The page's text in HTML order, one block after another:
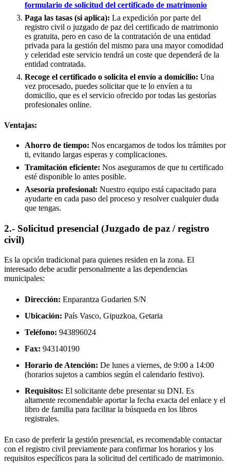
formulario de solicitud del certificado de matrimonio
Paga las tasas (si aplica): La expedición por parte del
registro civil o juzgado de paz del certificado de matrimonio
es gratuita, pero en caso de la contratación de una entidad
privada para la gestión del mismo para una mayor comodidad
y celeridad este servicio tendrá un coste que dependerá de la
entidad contratada.
Recoge el certificado o solicita el envío a domicilio: Una
vez procesado, puedes solicitar que te lo envíen a tu
domicilio, que es el servicio ofrecido por todas las gestorías
profesionales online.
Ventajas:
Ahorro de tiempo: Nos encargamos de todos los trámites por
ti, evitando largas esperas y complicaciones.
Tramitación eficiente: Nos aseguramos de que tu certificado
esté disponible lo antes posible.
Asesoría profesional: Nuestro equipo está capacitado para
ayudarte en cada paso del proceso y resolver cualquier duda
que tengas.
2.- Solicitud presencial (Juzgado de paz / registro
civil)
Es la opción tradicional para quienes residen en la zona. El
interesado debe acudir personalmente a las dependencias
municipales:
Dirección: Enparantza Gudarien S/N
Ubicación: País Vasco, Gipuzkoa, Getaria
Teléfono: 943896024
Fax: 943140190
Horario de Atención: De lunes a viernes, de 9:00 a 14:00
(horarios sujetos a cambios según el calendario festivo).
Requisitos: El solicitante debe presentar su DNI. Es
altamente recomendable aportar la fecha exacta del enlace y el
libro de familia para facilitar la búsqueda en los libros
registrales.
En caso de preferir la gestión presencial, es recomendable contactar
con el registro civil previamente para confirmar los horarios y los
requisitos específicos para la solicitud del certificado de matrimonio.